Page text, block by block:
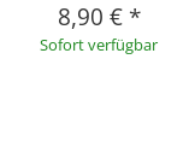
8,90 € *
Sofort verfügbar